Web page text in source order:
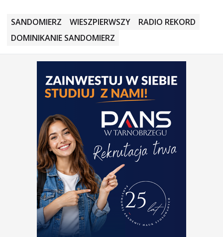
SANDOMIERZ WIESZPIERWSZY
RADIO REKORD
DOMINIKANIE SANDOMIERZ